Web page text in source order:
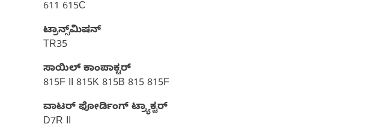
611 615C
ಟ್ರಾನ್ಸ್‌ಮಿಷನ್
TR35
ಸಾಯಿಲ್ ಕಾಂಪಾಕ್ಟರ್
815F II 815K 815B 815 815F
ವಾಟರ್ ಫೋರ್ಡಿಂಗ್ ಟ್ರ್ಯಾಕ್ಟರ್‌
D7R II